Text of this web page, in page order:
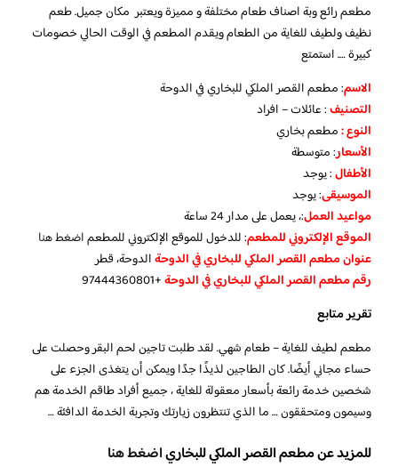
مطعم رائع وبة اصناف طعام مختلفة و مميزة ويعتبر مكان جميل. طعم
نظيف ولطيف للغاية من الطعام ويقدم المطعم في الوقت الحالي خصومات
كبيرة …. استمتع
الاسم: مطعم القصر الملكي للبخاري في الدوحة
التصنيف: عائلات – افراد
النوع :مطعم بخاري
الأسعار:متوسطة
الأطفال:يوجد
الموسيقى:يوجد
مواعيد العمل:، يعمل على مدار 24 ساعة
الموقع الإلكتروني للمطعم: للدخول للموقع الإلكتروني للمطعماضغط هنا
عنوان مطعم القصر الملكي للبخاري في الدوحةالدوحة، قطر
رقم مطعم القصر الملكي للبخاري في الدوحة+97444360801
تقرير متابع
مطعم لطيف للغاية – طعام شهي. لقد طلبت تاجين لحم البقر وحصلت على
حساء مجاني أيضًا. كان الطاجين لذيذًا جدًا ويمكن أن يتغذى الجزء على
شخصين خدمة رائعة بأسعار معقولة للغاية ، جميع أفراد طاقم الخدمة هم
وسيمون ومتحققون … ما الذي تنتظرون زيارتك وتجربة الخدمة الدافئة …
للمزيد عن مطعم القصر الملكي للبخارياضغط هنا